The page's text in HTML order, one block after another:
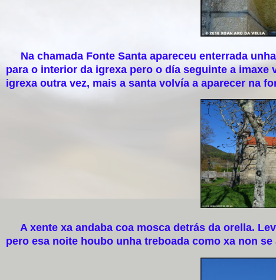
Na chamada Fonte Santa apareceu enterrada
para o interior da igrexa pero o día seguinte a
igrexa outra vez, mais a santa volvía a aparecer na
A xente xa andaba coa mosca detrás da orella.
pero esa noite houbo unha treboada como xa non se